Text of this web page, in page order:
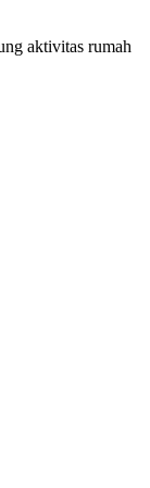
aktivitas rumah